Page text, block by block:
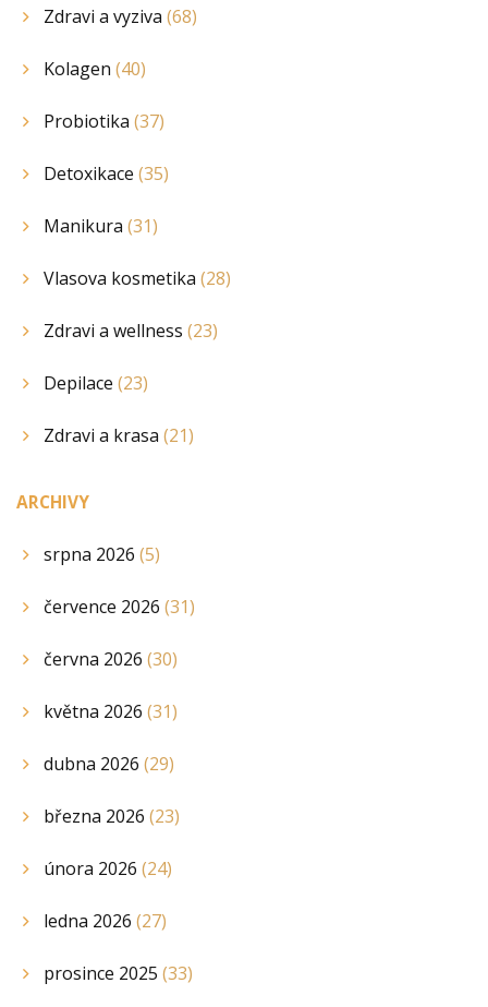
Zdravi a vyziva (68)
Kolagen (40)
Probiotika (37)
Detoxikace (35)
Manikura (31)
Vlasova kosmetika (28)
Zdravi a wellness (23)
Depilace (23)
Zdravi a krasa (21)
ARCHIVY
srpna 2026 (5)
července 2026 (31)
června 2026 (30)
května 2026 (31)
dubna 2026 (29)
března 2026 (23)
února 2026 (24)
ledna 2026 (27)
prosince 2025 (33)